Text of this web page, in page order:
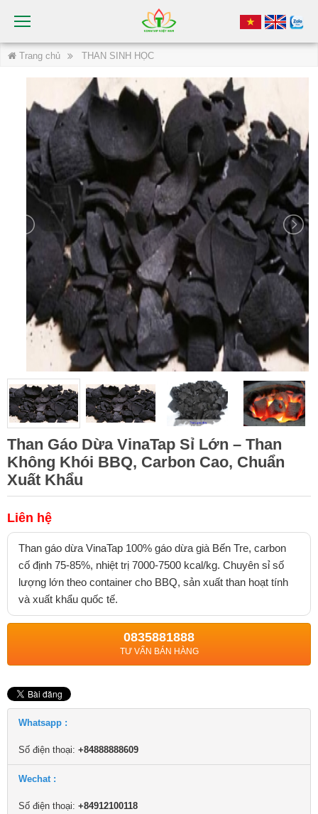
Trang chủ THAN SINH HỌC
Than Gáo Dừa VinaTap Sỉ Lớn – Than
Không Khói BBQ, Carbon Cao, Chuẩn
Xuất Khẩu
Liên hệ
Than gáo dừa VinaTap 100% gáo dừa già Bến Tre, carbon
cố định 75-85%, nhiệt trị 7000-7500 kcal/kg. Chuyên sỉ số
lượng lớn theo container cho BBQ, sản xuất than hoạt tính
và xuất khẩu quốc tế.
0835881888
TƯ VẤN BÁN HÀNG
Whatsapp :
Số điện thoại: +84888888609
Wechat :
Số điện thoại: +84912100118